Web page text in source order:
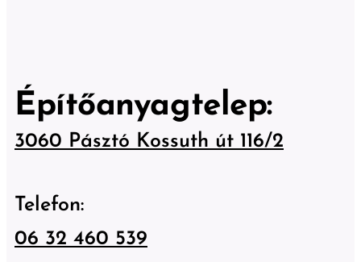
Építőanyagtelep:
3060 Pásztó Kossuth út 116/2
Telefon:
06 32 460 539